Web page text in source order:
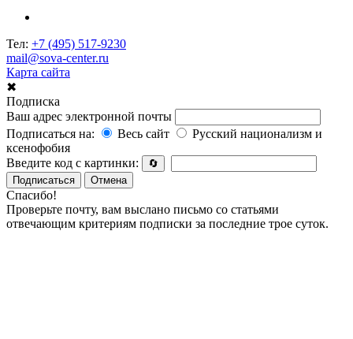
Тел: +7 (495) 517-9230
mail@sova-center.ru
Карта сайта
✖
Подписка
Ваш адрес электронной почты
Подписаться на:
Весь сайт
Русский национализм и
ксенофобия
Введите код с картинки:
🔄
Подписаться
Отмена
Спасибо!
Проверьте почту, вам выслано письмо со статьями
отвечающим критериям подписки за последние трое суток.